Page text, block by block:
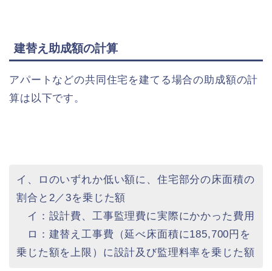
建替え助成額の計算
アパートなどの共同住宅を建てる場合の助成額の計
算は以下です。
イ、ロのいずれか低い額に、住宅部分の床面積の
割合と2／3を乗じた額
イ：設計費、工事監理費に実際にかかった費用
ロ：建替え工事費（延べ床面積に185,700円を
乗じた額を上限）に設計及び監理料率を乗じた額